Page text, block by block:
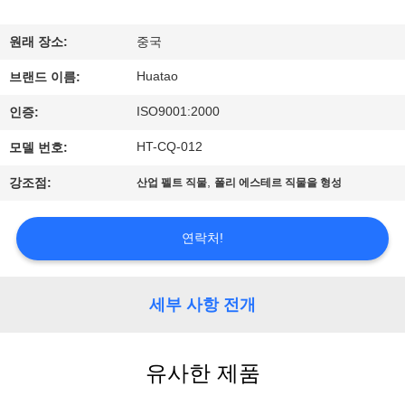
여
공
장
여
원래 장소: 중국
브랜드 이름: Huatao
인증: ISO9001:2000
모델 번호: HT-CQ-012
강조점: 산업 펠트 직물, 폴리 에스테르 직물을 형성
연락처!
세부 사항 전개
유사한 제품